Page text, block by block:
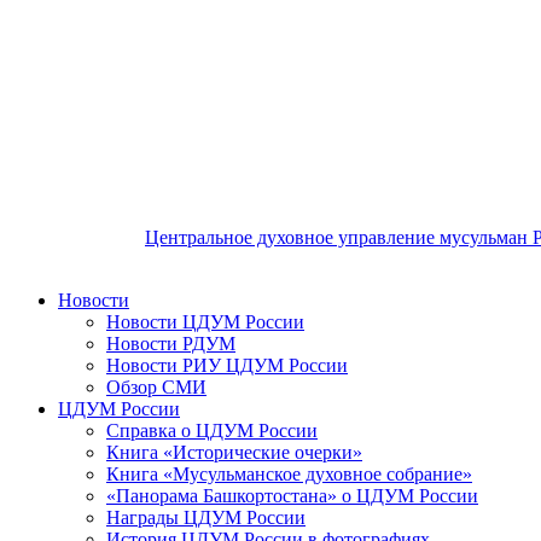
Центральное духовное управление мусульман
Новости
Новости ЦДУМ России
Новости РДУМ
Новости РИУ ЦДУМ России
Обзор СМИ
ЦДУМ России
Справка о ЦДУМ России
Книга «Исторические очерки»
Книга «Мусульманское духовное собрание»
«Панорама Башкортостана» о ЦДУМ России
Награды ЦДУМ России